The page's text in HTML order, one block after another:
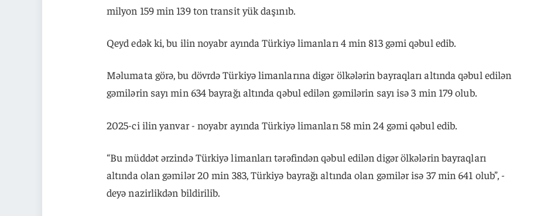
milyon 159 min 139 ton transit yük daşınıb.
Qeyd edək ki, bu ilin noyabr ayında Türkiyə limanları 4 min 813 gəmi qəbul edib.
Məlumata görə, bu dövrdə Türkiyə limanlarına digər ölkələrin bayraqları altında qəbul edilən
gəmilərin sayı min 634 bayrağı altında qəbul edilən gəmilərin sayı isə 3 min 179 olub.
2025-ci ilin yanvar - noyabr ayında Türkiyə limanları 58 min 24 gəmi qəbul edib.
“Bu müddət ərzində Türkiyə limanları tərəfindən qəbul edilən digər ölkələrin bayraqları
altında olan gəmilər 20 min 383, Türkiyə bayrağı altında olan gəmilər isə 37 min 641 olub”, -
deyə nazirlikdən bildirilib.